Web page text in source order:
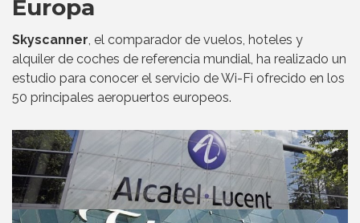
Europa
Skyscanner, el comparador de vuelos, hoteles y
alquiler de coches de referencia mundial, ha realizado un
estudio para conocer el servicio de Wi-Fi ofrecido en los
50 principales aeropuertos europeos.